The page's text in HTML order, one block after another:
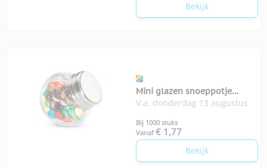
Bekijk
Mini glazen snoeppotje
chocolade Chocky
V.a. donderdag 13 augustus
Bij 1000 stuks
Vanaf € 1,77
Bekijk